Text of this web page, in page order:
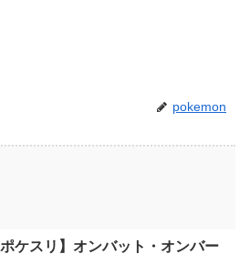
pokemon
ポケスリ】オンバット・オンバー